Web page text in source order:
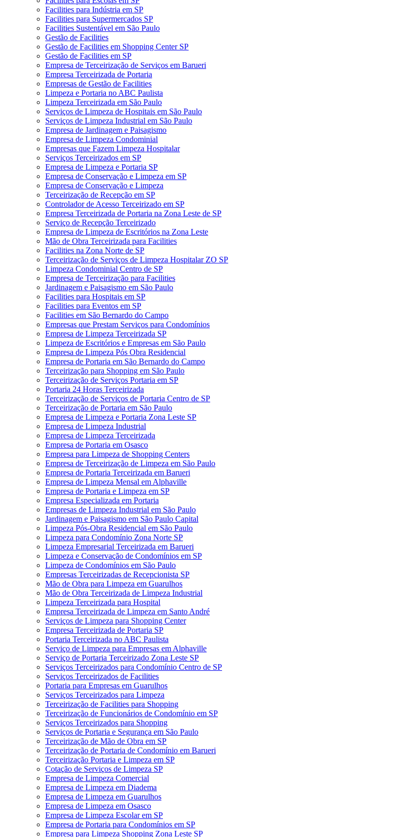
Facilities para Indústria em SP
Facilities para Supermercados SP
Facilities Sustentável em São Paulo
Gestão de Facilities
Gestão de Facilities em Shopping Center SP
Gestão de Facilities em SP
Empresa de Terceirização de Serviços em Barueri
Empresa Terceirizada de Portaria
Empresas de Gestão de Facilities
Limpeza e Portaria no ABC Paulista
Limpeza Terceirizada em São Paulo
Serviços de Limpeza de Hospitais em São Paulo
Serviços de Limpeza Industrial em São Paulo
Empresa de Jardinagem e Paisagismo
Empresa de Limpeza Condominial
Empresas que Fazem Limpeza Hospitalar
Serviços Terceirizados em SP
Empresa de Limpeza e Portaria SP
Empresa de Conservação e Limpeza em SP
Empresa de Conservação e Limpeza
Terceirização de Recepção em SP
Controlador de Acesso Terceirizado em SP
Empresa Terceirizada de Portaria na Zona Leste de SP
Serviço de Recepção Terceirizado
Empresa de Limpeza de Escritórios na Zona Leste
Mão de Obra Terceirizada para Facilities
Facilities na Zona Norte de SP
Terceirização de Serviços de Limpeza Hospitalar ZO SP
Limpeza Condominial Centro de SP
Empresa de Terceirização para Facilities
Jardinagem e Paisagismo em São Paulo
Facilities para Hospitais em SP
Facilities para Eventos em SP
Facilities em São Bernardo do Campo
Empresas que Prestam Serviços para Condomínios
Empresa de Limpeza Terceirizada SP
Limpeza de Escritórios e Empresas em São Paulo
Empresa de Limpeza Pós Obra Residencial
Empresa de Portaria em São Bernardo do Campo
Terceirização para Shopping em São Paulo
Terceirização de Serviços Portaria em SP
Portaria 24 Horas Terceirizada
Terceirização de Serviços de Portaria Centro de SP
Terceirização de Portaria em São Paulo
Empresa de Limpeza e Portaria Zona Leste SP
Empresa de Limpeza Industrial
Empresa de Limpeza Terceirizada
Empresa de Portaria em Osasco
Empresa para Limpeza de Shopping Centers
Empresa de Terceirização de Limpeza em São Paulo
Empresa de Portaria Terceirizada em Barueri
Empresa de Limpeza Mensal em Alphaville
Empresa de Portaria e Limpeza em SP
Empresa Especializada em Portaria
Empresas de Limpeza Industrial em São Paulo
Jardinagem e Paisagismo em São Paulo Capital
Limpeza Pós-Obra Residencial em São Paulo
Limpeza para Condomínio Zona Norte SP
Limpeza Empresarial Terceirizada em Barueri
Limpeza e Conservação de Condomínios em SP
Limpeza de Condomínios em São Paulo
Empresas Terceirizadas de Recepcionista SP
Mão de Obra para Limpeza em Guarulhos
Mão de Obra Terceirizada de Limpeza Industrial
Limpeza Terceirizada para Hospital
Empresa Terceirizada de Limpeza em Santo André
Serviços de Limpeza para Shopping Center
Empresa Terceirizada de Portaria SP
Portaria Terceirizada no ABC Paulista
Serviço de Limpeza para Empresas em Alphaville
Serviço de Portaria Terceirizado Zona Leste SP
Serviços Terceirizados para Condomínio Centro de SP
Serviços Terceirizados de Facilities
Portaria para Empresas em Guarulhos
Serviços Terceirizados para Limpeza
Terceirização de Facilities para Shopping
Terceirização de Funcionários de Condomínio em SP
Serviços Terceirizados para Shopping
Serviços de Portaria e Segurança em São Paulo
Terceirização de Mão de Obra em SP
Terceirização de Portaria de Condomínio em Barueri
Terceirização Portaria e Limpeza em SP
Cotação de Serviços de Limpeza SP
Empresa de Limpeza Comercial
Empresa de Limpeza em Diadema
Empresa de Limpeza em Guarulhos
Empresa de Limpeza em Osasco
Empresa de Limpeza Escolar em SP
Empresa de Portaria para Condomínios em SP
Empresa para Limpeza Shopping Zona Leste SP